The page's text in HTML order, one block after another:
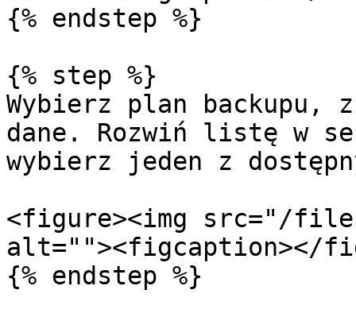
{% endstep %}
{% step %}
Wybierz plan backupu,
dane. Rozwiń listę w
wybierz jeden z
<figure><img src="/files/
alt=""><figcaption></
{% endstep %}